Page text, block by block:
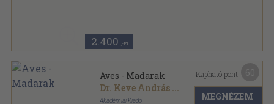
2.400 ,-Ft
Aves - Madarak
Dr. Keve András ...
Akadémiai Kiadó
Kapható pont:
MEGNÉZEM